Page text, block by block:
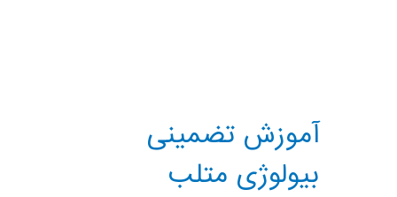
آموزش تضمینی
بیولوژی متلب